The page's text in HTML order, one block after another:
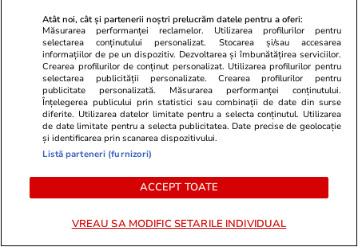
Studiu Every Can Counts 2025:
Bunicii și părinții reciclează,
tinerii protestează. Ce lipsește
între cele două?
O singură piatră de poticnire
pentru Bibi Talent, în drumul
Atât noi, cât și partenerii noștri prelucrăm datele pentru a oferi:
Măsurarea performanței reclamelor. Utilizarea profilurilor pentru
selectarea conținutului personalizat. Stocarea și/sau accesarea
informațiilor de pe un dispozitiv. Dezvoltarea și îmbunătățirea serviciilor.
Crearea profilurilor de conținut personalizat. Utilizarea profilurilor pentru
selectarea publicității personalizate. Crearea profilurilor pentru
publicitate personalizată. Măsurarea performanței conținutului.
Înțelegerea publicului prin statistici sau combinații de date din surse
diferite. Utilizarea datelor limitate pentru a selecta conținutul. Utilizarea
de date limitate pentru a selecta publicitatea. Date precise de geolocație
și identificarea prin scanarea dispozitivului.
Listă parteneri (furnizori)
ACCEPT TOATE
VREAU SA MODIFIC SETARILE INDIVIDUAL